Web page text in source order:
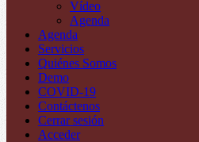
Vídeo
Agenda
Agenda
Servicios
Quiénes Somos
Demo
COVID-19
Contáctenos
Cerrar sesión
Acceder